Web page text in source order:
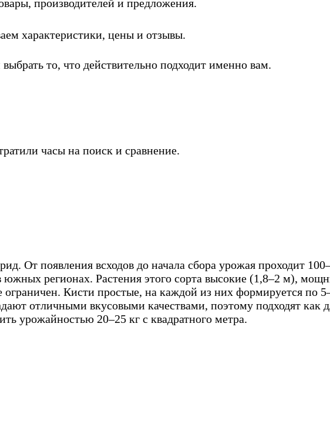
производителей и предложения.
характеристики, цены и отзывы.
то, что действительно подходит именно вам.
часы на поиск и сравнение.
От появления всходов до начала сбора урожая проходит
южных регионах. Растения этого сорта высокие (1,8–2 м),
ограничен. Кисти простые, на каждой из них формируется по
отличными вкусовыми качествами, поэтому подходят как
урожайностью 20–25 кг с квадратного метра.